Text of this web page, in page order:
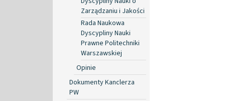
Zarządzaniu i Jakości
Rada Naukowa
Dyscypliny Nauki
Prawne Politechniki
Warszawskiej
Opinie
Dokumenty Kanclerza
PW